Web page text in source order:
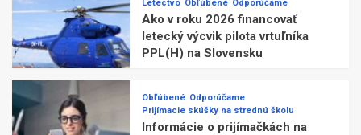
Letectvo Obľúbené Odporúčame
Ako v roku 2026 financovať
letecký výcvik pilota vrtuľníka
PPL(H) na Slovensku
Obľúbené Odporúčame
Prijímacie skúšky na strednú školu
Informácie o prijímačkách na